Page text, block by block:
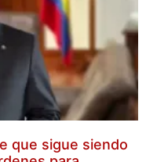
que sigue siendo